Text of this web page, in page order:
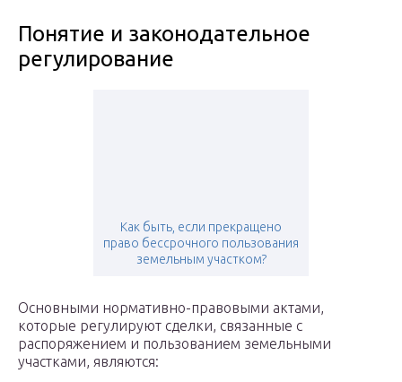
Понятие и законодательное
регулирование
Как быть, если прекращено
право бессрочного пользования
земельным участком?
Основными нормативно-правовыми актами,
которые регулируют сделки, связанные с
распоряжением и пользованием земельными
участками, являются: